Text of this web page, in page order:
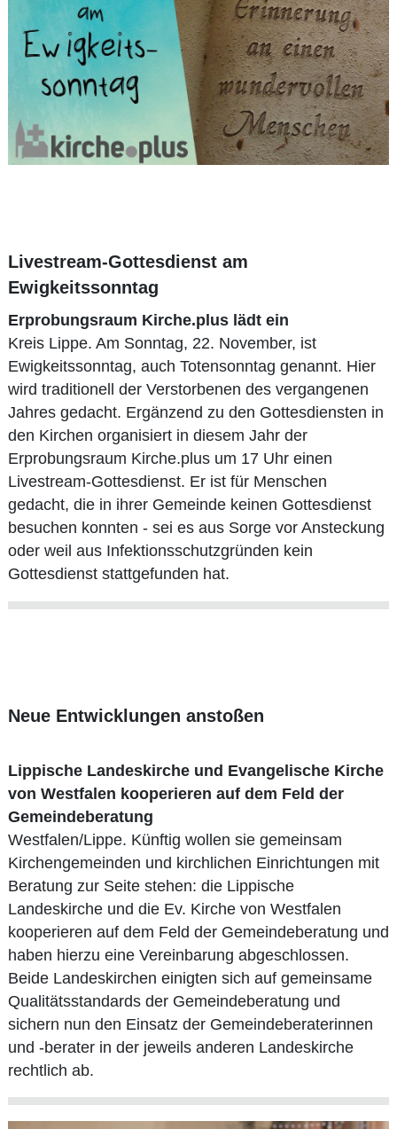
Livestream-Gottesdienst am
Ewigkeitssonntag
Erprobungsraum Kirche.plus lädt ein
Kreis Lippe. Am Sonntag, 22. November, ist
Ewigkeitssonntag, auch Totensonntag genannt. Hier
wird traditionell der Verstorbenen des vergangenen
Jahres gedacht. Ergänzend zu den Gottesdiensten in
den Kirchen organisiert in diesem Jahr der
Erprobungsraum Kirche.plus um 17 Uhr einen
Livestream-Gottesdienst. Er ist für Menschen
gedacht, die in ihrer Gemeinde keinen Gottesdienst
besuchen konnten - sei es aus Sorge vor Ansteckung
oder weil aus Infektionsschutzgründen kein
Gottesdienst stattgefunden hat.
Neue Entwicklungen anstoßen
Lippische Landeskirche und Evangelische Kirche
von Westfalen kooperieren auf dem Feld der
Gemeindeberatung
Westfalen/Lippe. Künftig wollen sie gemeinsam
Kirchengemeinden und kirchlichen Einrichtungen mit
Beratung zur Seite stehen: die Lippische
Landeskirche und die Ev. Kirche von Westfalen
kooperieren auf dem Feld der Gemeindeberatung und
haben hierzu eine Vereinbarung abgeschlossen.
Beide Landeskirchen einigten sich auf gemeinsame
Qualitätsstandards der Gemeindeberatung und
sichern nun den Einsatz der Gemeindeberaterinnen
und -berater in der jeweils anderen Landeskirche
rechtlich ab.